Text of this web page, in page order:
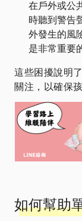
在戶外或公
時聽到警告
外發生的風
是非常重要
這些困擾說明
關注，以確保
如何幫助